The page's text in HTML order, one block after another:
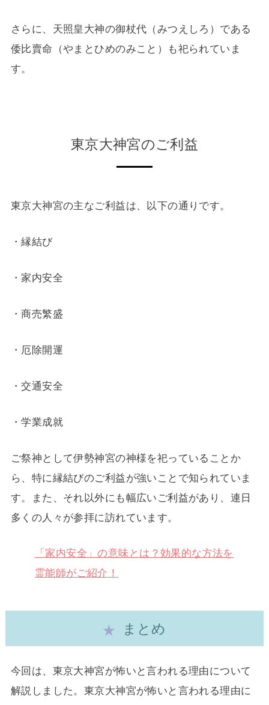
さらに、天照皇大神の御杖代（みつえしろ）である
倭比賣命（やまとひめのみこと）も祀られていま
す。
東京大神宮のご利益
東京大神宮の主なご利益は、以下の通りです。
・縁結び
・家内安全
・商売繁盛
・厄除開運
・交通安全
・学業成就
ご祭神として伊勢神宮の神様を祀っていることか
ら、特に縁結びのご利益が強いことで知られていま
す。また、それ以外にも幅広いご利益があり、連日
多くの人々が参拝に訪れています。
「家内安全」の意味とは？効果的な方法を
霊能師がご紹介！
まとめ
今回は、東京大神宮が怖いと言われる理由について
解説しました。東京大神宮が怖いと言われる理由に